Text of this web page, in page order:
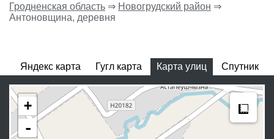
Гродненская область ⇒ Новогрудский район ⇒
Антоновщина, деревня
Яндекс карта Гугл карта Карта улиц Спутник
+
-